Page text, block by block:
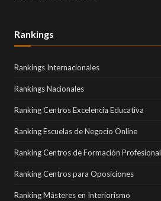
Rankings
Rankings Internacionales
Rankings Nacionales
Ranking Centros Excelencia Educativa
Ranking Escuelas de Negocio Online
Ranking Centros de Formación Profesional
Ranking Centros para Oposiciones
Ranking Másteres en Interiorismo